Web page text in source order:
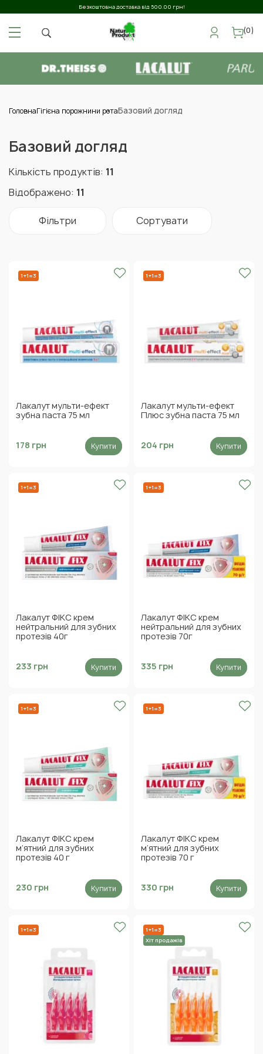
Безкоштовна доставка від 500.00 грн!
(0)
ГоловнаГігієна порожнини ротаБазовий догляд
Базовий догляд
Кількість продуктів: 11
Відображено: 11
Фільтри Сортувати
Лакалут мульти-ефект
зубна паста 75 мл
1+1=3
178 грн Купити
Лакалут мульти-ефект
Плюс зубна паста 75 мл
1+1=3
204 грн Купити
Лакалут ФІКС крем
нейтральний для зубних
протезів 40г
1+1=3
233 грн Купити
Лакалут ФІКС крем
нейтральний для зубних
протезів 70г
1+1=3
335 грн Купити
Лакалут ФІКС крем
м’ятний для зубних
протезів 40 г
1+1=3
230 грн Купити
Лакалут ФІКС крем
м’ятний для зубних
протезів 70 г
1+1=3
330 грн Купити
1+1=3
1+1=3
Хіт продажів